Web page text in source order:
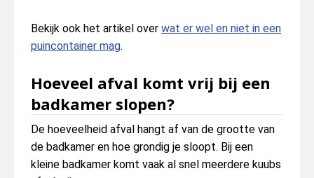
Bekijk ook het artikel over wat er wel en niet in een
puincontainer mag.
Hoeveel afval komt vrij bij een
badkamer slopen?
De hoeveelheid afval hangt af van de grootte van
de badkamer en hoe grondig je sloopt. Bij een
kleine badkamer komt vaak al snel meerdere kuubs